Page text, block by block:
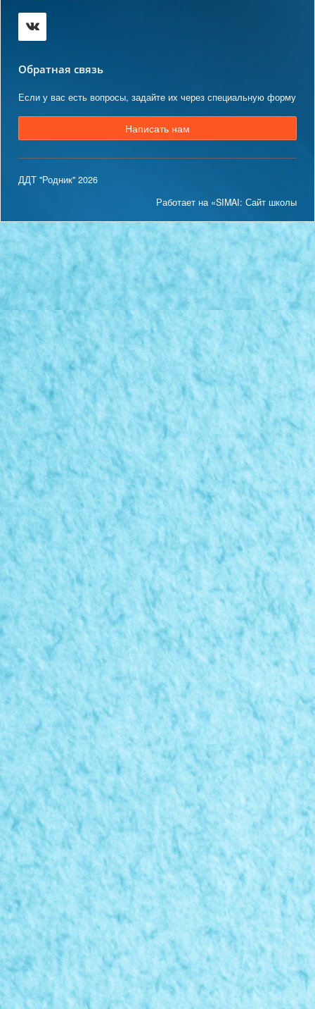
Обратная связь
Если у вас есть вопросы, задайте их через специальную форму
Написать нам
ДДТ "Родник" 2026
Работает на «SIMAI: Сайт школы